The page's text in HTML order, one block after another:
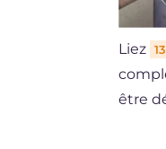
Liez 13
être